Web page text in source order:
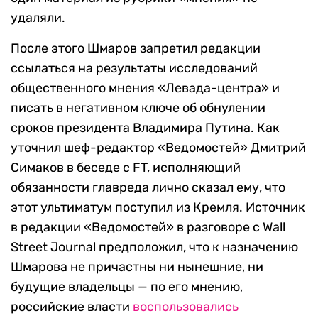
удаляли.
После этого Шмаров запретил редакции
ссылаться на результаты исследований
общественного мнения «Левада-центра» и
писать в негативном ключе об обнулении
сроков президента Владимира Путина. Как
уточнил шеф-редактор «Ведомостей» Дмитрий
Симаков в беседе с FT, исполняющий
обязанности главреда лично сказал ему, что
этот ультиматум поступил из Кремля. Источник
в редакции «Ведомостей» в разговоре с Wall
Street Journal предположил, что к назначению
Шмарова не причастны ни нынешние, ни
будущие владельцы — по его мнению,
российские власти воспользовались